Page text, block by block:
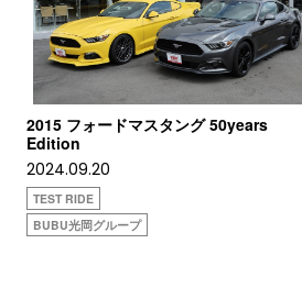
2015 フォードマスタング 50years
Edition
2024.09.20
TEST RIDE
BUBU光岡グループ